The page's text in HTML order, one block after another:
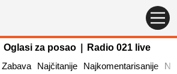
Oglasi za posao
Radio 021 live
Zabava Najčitanije Najkomentarisanije